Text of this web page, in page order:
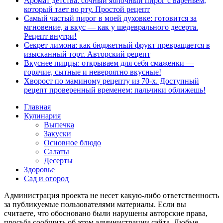
который тает во рту. Простой рецепт
Самый частый пирог в моей духовке: готовится за
мгновение, а вкус — как у шедеврального десерта.
Рецепт внутри!
Секрет лимона: как бюджетный фрукт превращается в
изысканный торт. Авторский рецепт
Вкуснее пиццы: открываем для себя смаженки —
горячие, сытные и невероятно вкусные!
Хворост по маминому рецепту из 70-х. Доступный
рецепт проверенный временем: пальчики оближешь!
Главная
Кулинария
Выпечка
Закуски
Основное блюдо
Салаты
Десерты
Здоровье
Сад и огород
Администрация проекта не несет какую-либо ответственность
за публикуемые пользователями материалы. Если вы
считаете, что обосновано были нарушены авторские права,